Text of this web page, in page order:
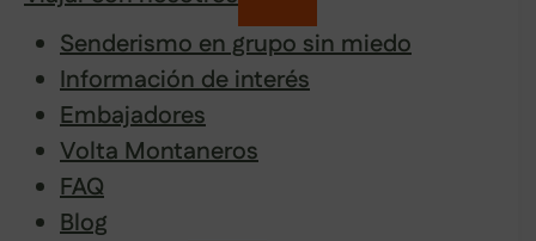
Senderismo en grupo sin miedo
Información de interés
Embajadores
Volta Montaneros
FAQ
Blog